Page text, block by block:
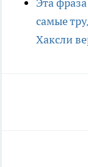
Эта
самые
Хаксли